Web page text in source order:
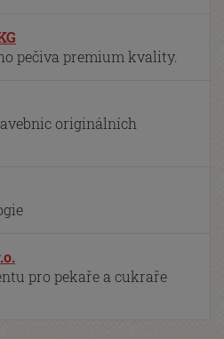
pečiva premium kvality.
originálních
pro pekaře a cukraře